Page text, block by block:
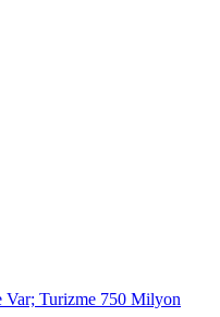
Var; Turizme 750 Milyon